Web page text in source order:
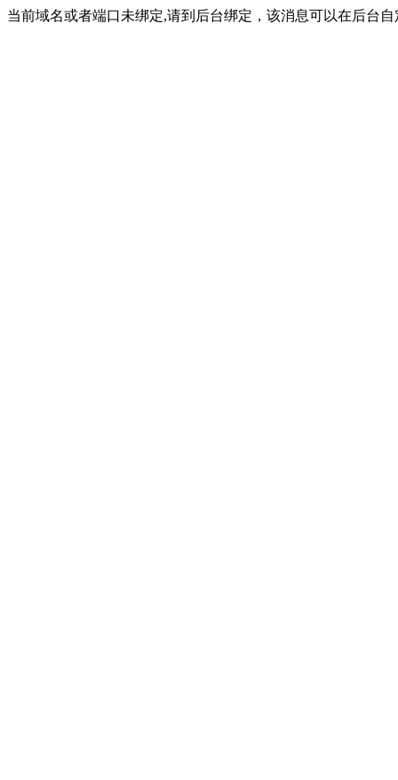
当前域名或者端口未绑定,请到后台绑定，该消息可以在后台自